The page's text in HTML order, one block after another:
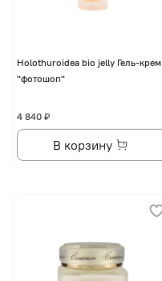
Holothuroidea bio jelly Гель-крем
"фотошоп"
4 840 ₽
В корзину